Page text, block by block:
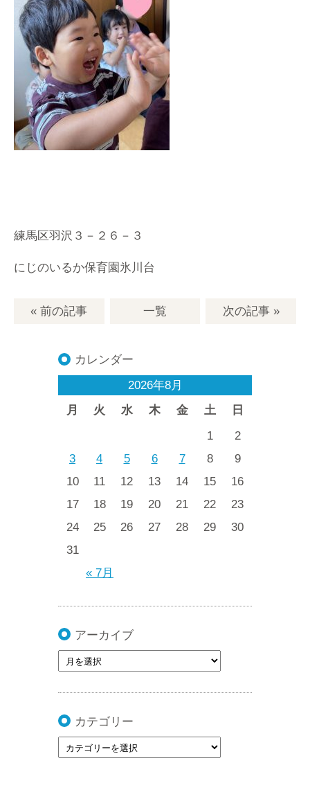
練馬区羽沢３－２６－３
にじのいるか保育園氷川台
« 前の記事 一覧 次の記事»
カレンダー
2026年8月
月
火 水 木 金 土 日
« 7月
1
2
3
4 5 6 7 8
9
10
11 12 13 14 15
16
17
18 19 20 21 22
23
24
25 26 27 28 29
30
31
アーカイブ
カテゴリー